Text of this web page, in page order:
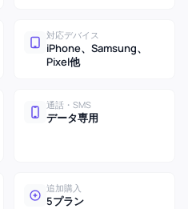
対応デバイス
iPhone、Samsung、
Pixel他
通話・SMS
データ専用
追加購入
5プラン